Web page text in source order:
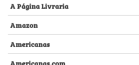
A Página Livraria
Amazon
Americanas